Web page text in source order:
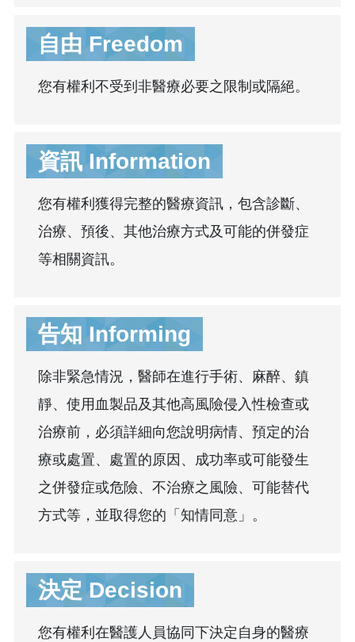
自由 Freedom
您有權利不受到非醫療必要之限制或隔絕。
資訊 Information
您有權利獲得完整的醫療資訊，包含診斷、
治療、預後、其他治療方式及可能的併發症
等相關資訊。
告知 Informing
除非緊急情況，醫師在進行手術、麻醉、鎮
靜、使用血製品及其他高風險侵入性檢查或
治療前，必須詳細向您說明病情、預定的治
療或處置、處置的原因、成功率或可能發生
之併發症或危險、不治療之風險、可能替代
方式等，並取得您的「知情同意」。
決定 Decision
您有權利在醫護人員協同下決定自身的醫療